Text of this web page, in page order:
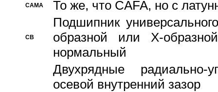
CAMA То же, что CAFA, но с
CB
Подшипник
образной или Х-
нормальный
Двухрядные радиально-
осевой внутренний зазор